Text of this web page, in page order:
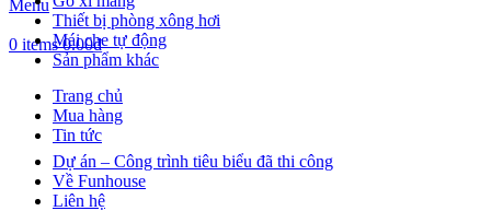
Menu
0 items 0.00₫
Thiết bị phòng xông hơi
Mái che tự động
Sản phẩm khác
Trang chủ
Mua hàng
Tin tức
Dự án – Công trình tiêu biểu đã thi công
Về Funhouse
Liên hệ